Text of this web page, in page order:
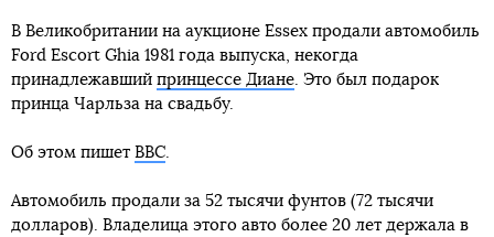
В Великобритании на аукционе Essex продали автомобиль
Ford Escort Ghia 1981 года выпуска, некогда
принадлежавший принцессе Диане. Это был подарок
принца Чарльза на свадьбу.
Об этом пишет BBC.
Автомобиль продали за 52 тысячи фунтов (72 тысячи
долларов). Владелица этого авто более 20 лет держала в